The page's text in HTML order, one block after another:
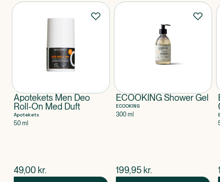
Produkter
Apotekets Men Deo
Roll-On Med Duft
Apotekets
50 ml
$nuværende pris
49,00 kr.
ECOOKING Shower Gel
ECOOKING
300 ml
$nuværende pris
199,95 kr.